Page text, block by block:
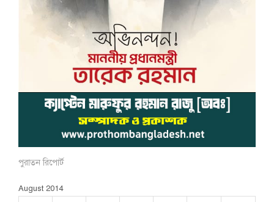
পুরাতন রিপোর্ট
August 2014